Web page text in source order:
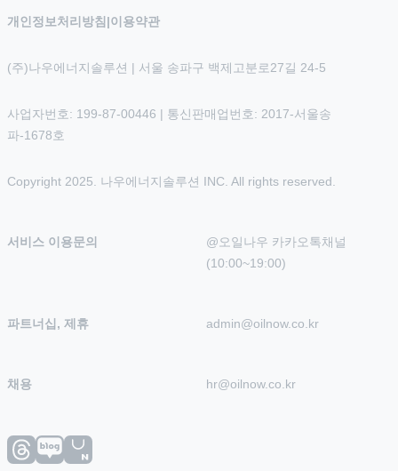
개인정보처리방침 |이용약관
(주)나우에너지솔루션 | 서울 송파구 백제고분로27길 24-5
사업자번호: 199-87-00446 | 통신판매업번호: 2017-서울송
파-1678호
Copyright 2025. 나우에너지솔루션 INC. All rights reserved.
서비스 이용문의
@오일나우 카카오톡채널
(10:00~19:00)
파트너십, 제휴 admin@oilnow.co.kr
채용 hr@oilnow.co.kr